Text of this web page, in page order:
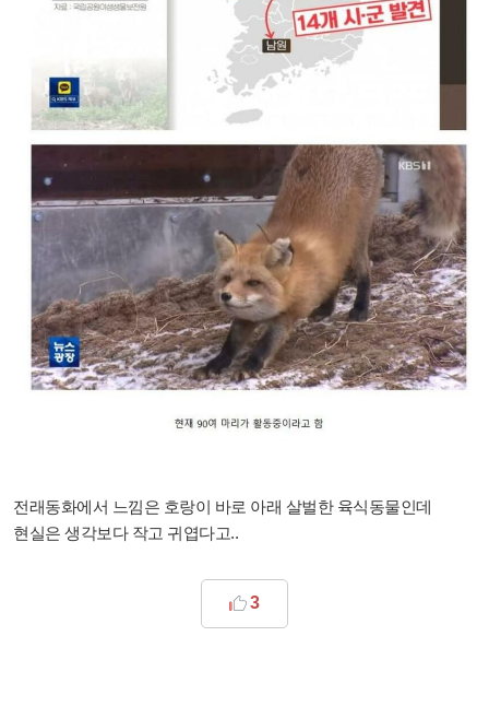
전래동화에서 느낌은 호랑이 바로 아래 살벌한 육식동물인데
현실은 생각보다 작고 귀엽다고..
3